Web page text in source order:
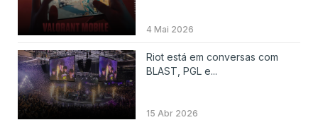
4 Mai 2026
Riot está em conversas com
BLAST, PGL e...
15 Abr 2026